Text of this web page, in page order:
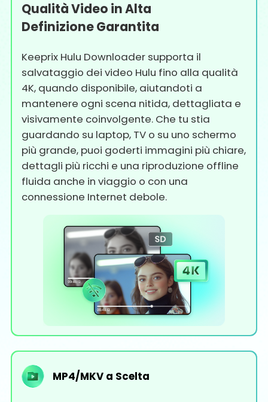
Qualità Video in Alta
Definizione Garantita
Keeprix Hulu Downloader supporta il
salvataggio dei video Hulu fino alla qualità
4K, quando disponibile, aiutandoti a
mantenere ogni scena nitida, dettagliata e
visivamente coinvolgente. Che tu stia
guardando su laptop, TV o su uno schermo
più grande, puoi goderti immagini più chiare,
dettagli più ricchi e una riproduzione offline
fluida anche in viaggio o con una
connessione Internet debole.
MP4/MKV a Scelta